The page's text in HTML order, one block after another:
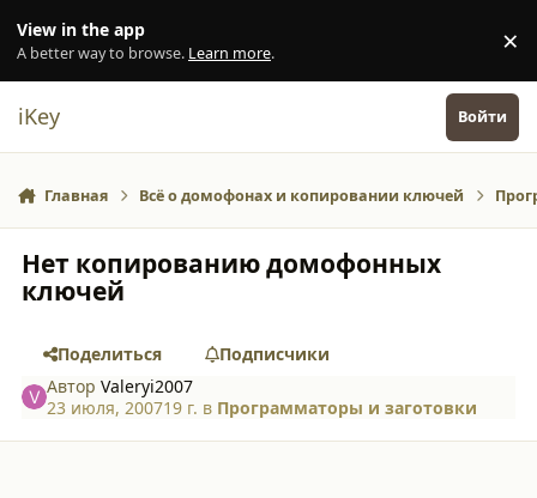
View in the app
A better way to browse. Learn more. ×
iKey Войти
Главная Всё о домофонах и копировании ключей
Нет копированию домофонных
ключей
Поделиться
Подписчики
АвторValeryi2007
23 июля, 200719 г. в Программаторы и заготовки